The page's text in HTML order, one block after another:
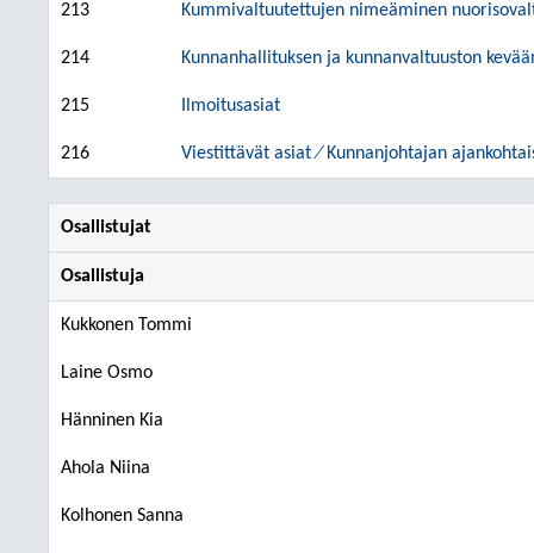
213 Kummivaltuutettujen nimeäminen
214 Kunnanhallituksen ja kunnanvaltuuston
215 Ilmoitusasiat
216 Viestittävät asiat ⁄ Kunnanjohtajan
Osallistujat
Osallistuja
Kukkonen Tommi
Laine Osmo
Hänninen Kia
Ahola Niina
Kolhonen Sanna